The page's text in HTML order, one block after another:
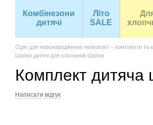
Комбінезони
дитячі
Літо
SALE
Одяг для новонароджених немовлят – комплекти та
Шапки дитячі для хлопчиків Шапки
Комплект дитяча
Написати відгук